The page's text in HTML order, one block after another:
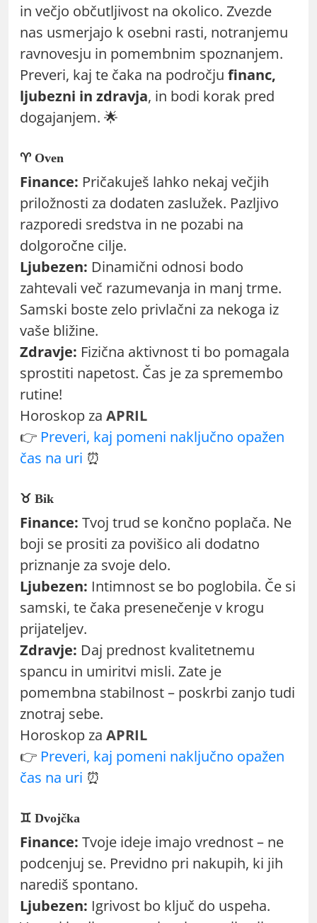
in večjo občutljivost na okolico. Zvezde
nas usmerjajo k osebni rasti, notranjemu
ravnovesju in pomembnim spoznanjem.
Preveri, kaj te čaka na področju financ,
ljubezni in zdravja, in bodi korak pred
dogajanjem. 🌟
♈ Oven
Finance: Pričakuješ lahko nekaj večjih
priložnosti za dodaten zaslužek. Pazljivo
razporedi sredstva in ne pozabi na
dolgoročne cilje.
Ljubezen: Dinamični odnosi bodo
zahtevali več razumevanja in manj trme.
Samski boste zelo privlačni za nekoga iz
vaše bližine.
Zdravje: Fizična aktivnost ti bo pomagala
sprostiti napetost. Čas je za spremembo
rutine!
Horoskop za APRIL
👉 Preveri, kaj pomeni naključno opažen
čas na uri ⏰
♉ Bik
Finance: Tvoj trud se končno poplača. Ne
boji se prositi za povišico ali dodatno
priznanje za svoje delo.
Ljubezen: Intimnost se bo poglobila. Če si
samski, te čaka presenečenje v krogu
prijateljev.
Zdravje: Daj prednost kvalitetnemu
spancu in umiritvi misli. Zate je
pomembna stabilnost – poskrbi zanjo tudi
znotraj sebe.
Horoskop za APRIL
👉 Preveri, kaj pomeni naključno opažen
čas na uri ⏰
♊ Dvojčka
Finance: Tvoje ideje imajo vrednost – ne
podcenjuj se. Previdno pri nakupih, ki jih
narediš spontano.
Ljubezen: Igrivost bo ključ do uspeha.